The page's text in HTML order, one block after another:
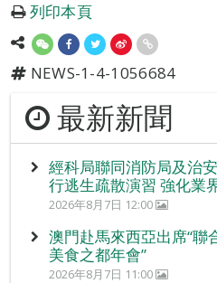
列印本頁
NEWS-1-4-1056684
最新新聞
經科局聯同消防局及治
行逃生疏散演習 強化業
2026年8月7日 12:00
澳門赴馬來西亞出席“聯
美食之都年會”
2026年8月7日 11:00